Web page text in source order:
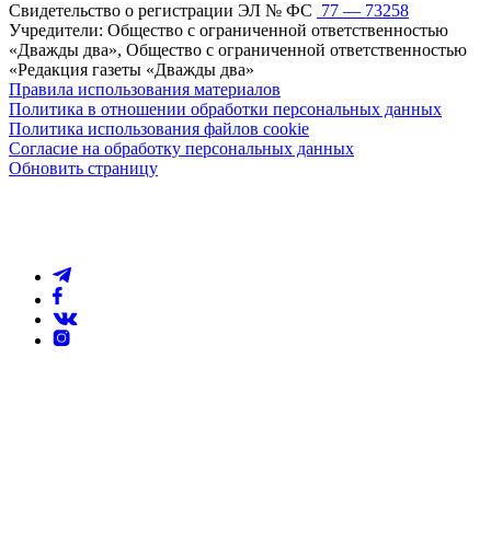
Свидетельство о регистрации ЭЛ № ФС 77 — 73258
Учредители: Общество с ограниченной ответственностью
«Дважды два», Общество с ограниченной ответственностью
«Редакция газеты «Дважды два»
Правила использования материалов
Политика в отношении обработки персональных данных
Политика использования файлов cookie
Согласие на обработку персональных данных
Обновить страницу